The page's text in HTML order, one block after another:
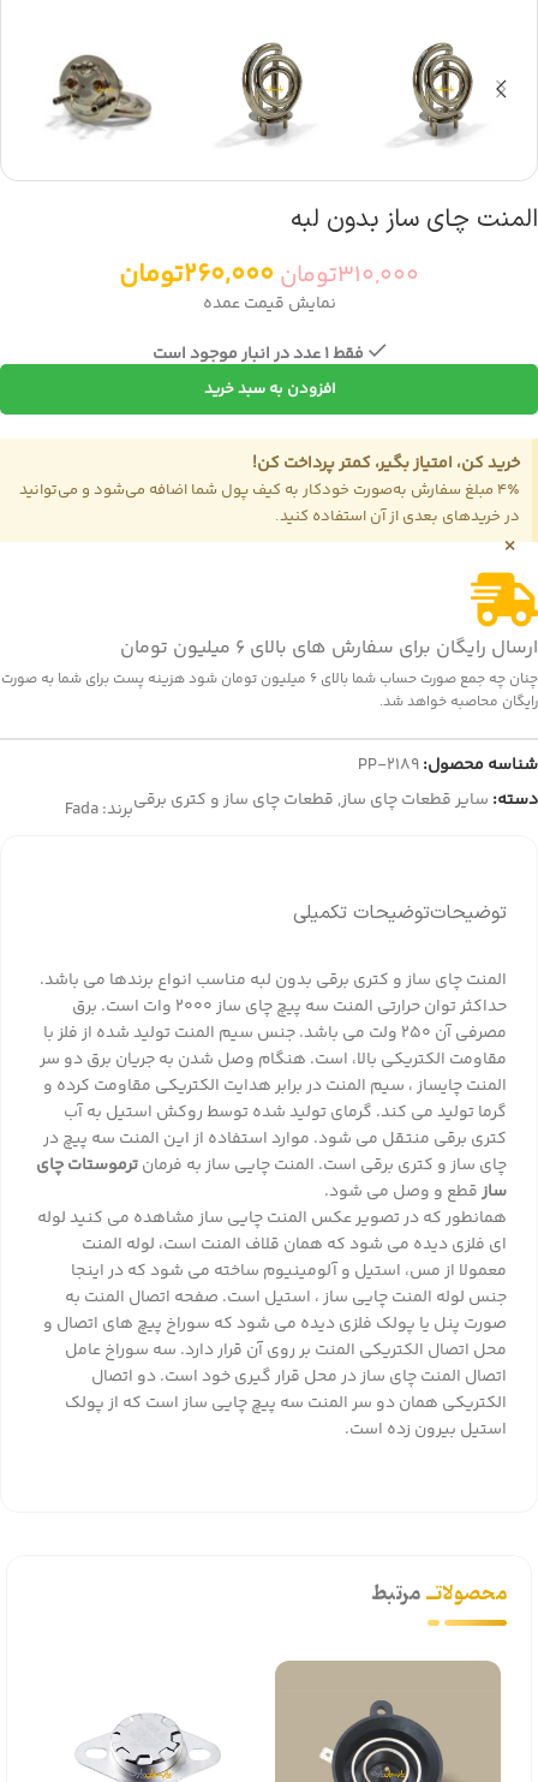
المنت چای ساز بدون لبه
310,000تومان 260,000تومان
نمایش قیمت عمده
فقط 1 عدد در انبار موجود است
افزودن به سبد خرید
خرید کن، امتیاز بگیر، کمتر پرداخت کن!
4٪ مبلغ سفارش به‌صورت خودکار به کیف پول شما اضافه می‌شود و می‌توانید
در خریدهای بعدی از آن استفاده کنید.
×
ارسال رایگان برای سفارش های بالای 6 میلیون تومان
چنان چه جمع صورت حساب شما بالای 6 میلیون تومان شود هزینه پست برای شما به صورت
رایگان محاصبه خواهد شد.
شناسه محصول:PP-2189
دسته: سایر قطعات چای ساز, قطعات چای ساز و کتری برقیبرند:Fada
توضیحاتتوضیحات تکمیلی
المنت چای ساز و کتری برقی بدون لبه مناسب انواع برندها می باشد.
حداکثر توان حرارتی المنت سه پیچ چای ساز ۲۰۰۰ وات است. برق
مصرفی آن ۲۵۰ ولت می باشد. جنس سیم المنت تولید شده از فلز با
مقاومت الکتریکی بالا، است. هنگام وصل شدن به جریان برق دو سر
المنت چایساز ، سیم المنت در برابر هدایت الکتریکی مقاومت کرده و
گرما تولید می کند. گرمای تولید شده توسط روکش استیل به آب
کتری برقی منتقل می شود. موارد استفاده از این المنت سه پیچ در
چای ساز و کتری برقی است. المنت چایی ساز به فرمانترموستات چای
سازقطع و وصل می شود.
همانطور که در تصویر عکس المنت چایی ساز مشاهده می کنید لوله
ای فلزی دیده می شود که همان قلاف المنت است، لوله المنت
معمولا از مس، استیل و آلومینیوم ساخته می شود که در اینجا
جنس لوله المنت چایی ساز ، استیل است. صفحه اتصال المنت به
صورت پنل یا پولک فلزی دیده می شود که سوراخ پیچ های اتصال و
محل اتصال الکتریکی المنت بر روی آن قرار دارد. سه سوراخ عامل
اتصال المنت چای ساز در محل قرار گیری خود است. دو اتصال
الکتریکی همان دو سر المنت سه پیچ چایی ساز است که از پولک
استیل بیرون زده است.
محصولاتــمرتبط